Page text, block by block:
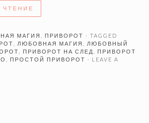
МАГИЯ ПРИВОРОТ · TAGGED
ЛЮБОВНАЯ МАГИЯ
ЛЮБОВНЫЙ
ПРИВОРОТ НА СЛЕД
ПРИВОРОТ
ПРОСТОЙ ПРИВОРОТ · LEAVE A